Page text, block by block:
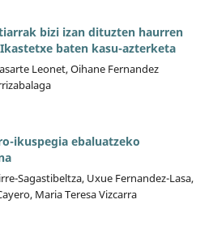
bizi izan dituzten haurren
baten kasu-azterketa
Leonet, Oihane Fernandez
ikuspegia ebaluatzeko
Sagastibeltza, Uxue Fernandez-Lasa,
Maria Teresa Vizcarra